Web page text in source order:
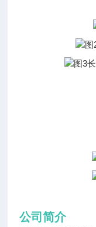
公司简介